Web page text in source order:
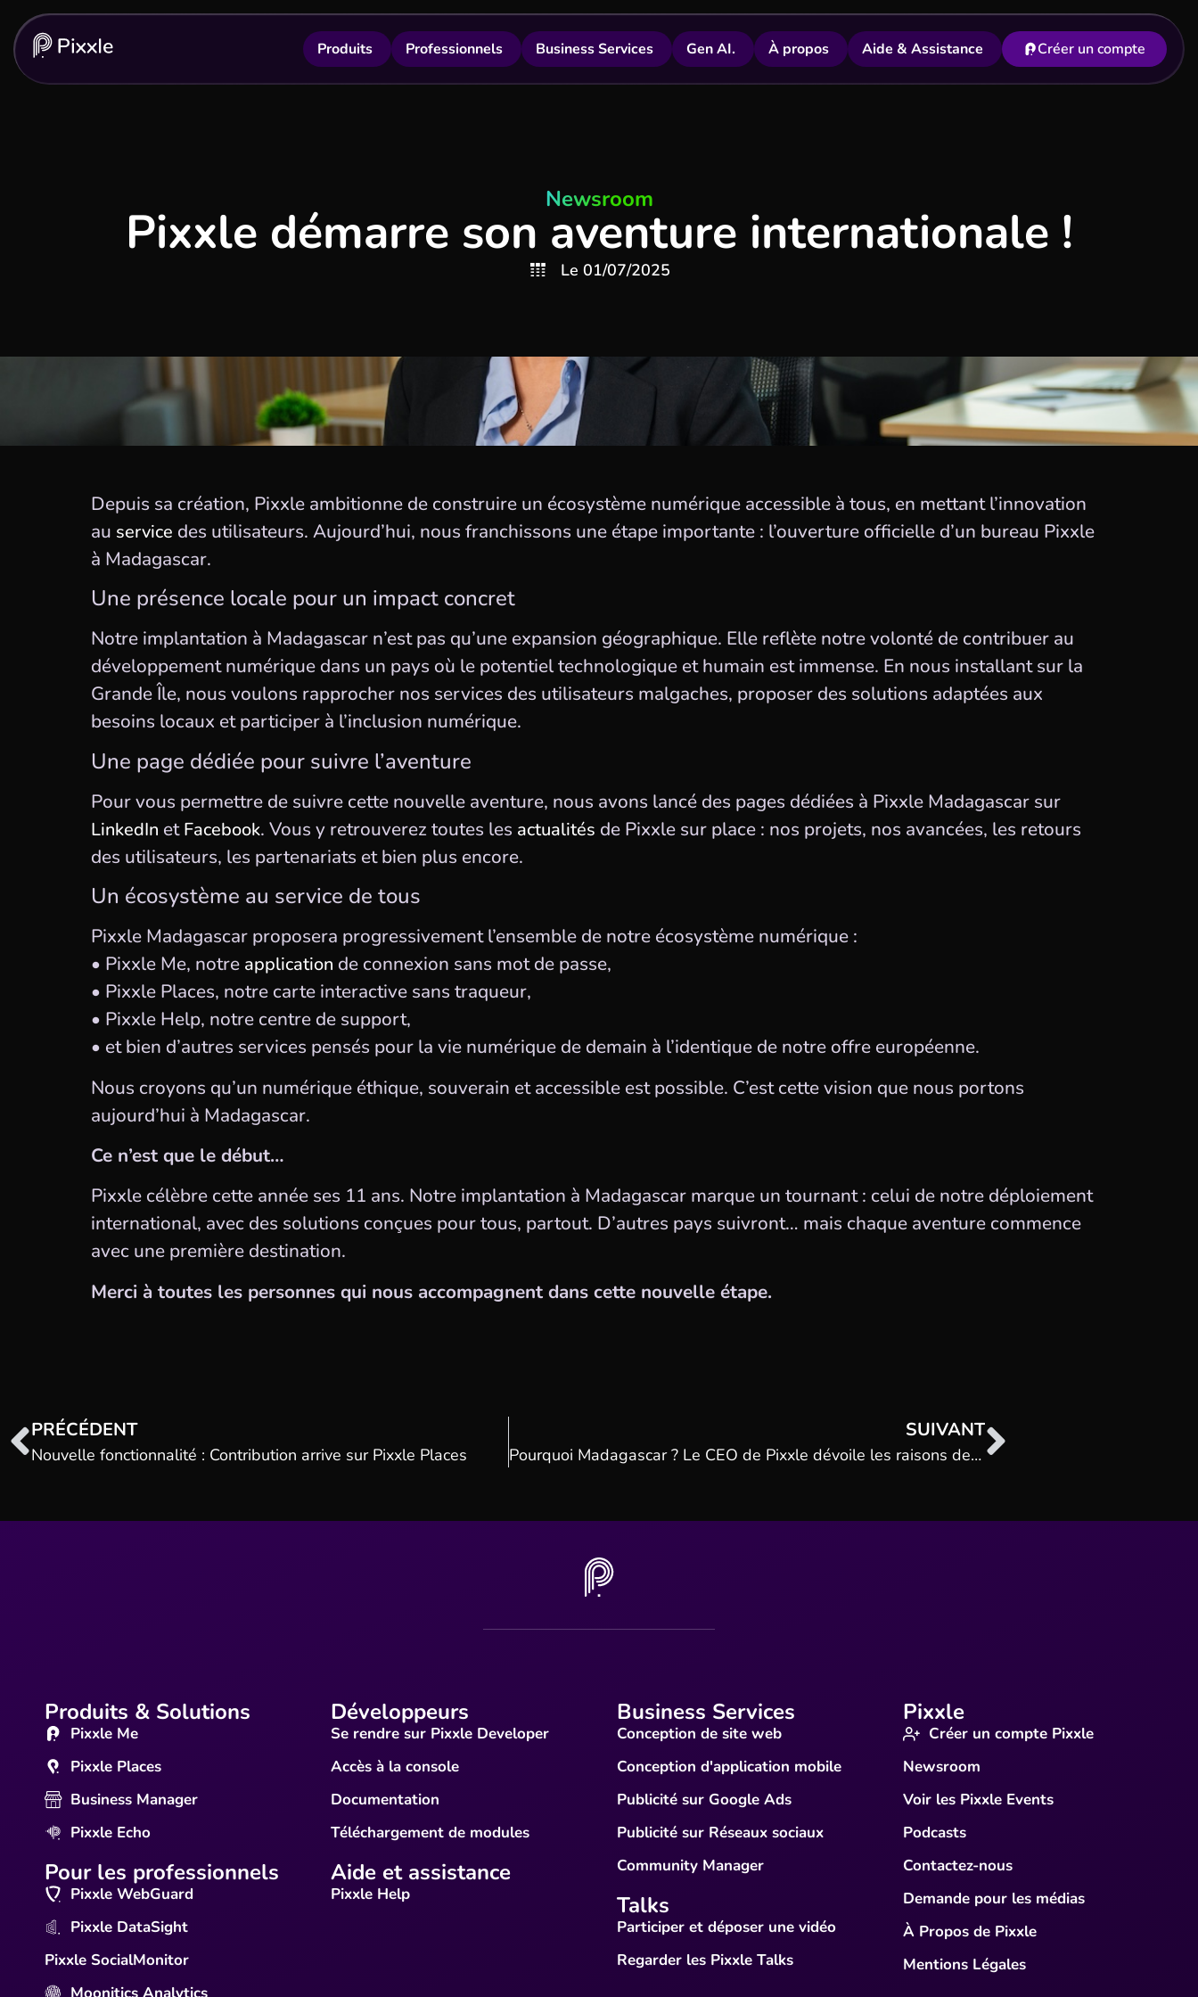
Produits Professionnels Business Services Gen AI. À propos Aide & Assistance Créer un compte
Newsroom
Pixxle démarre son aventure internationale !
Le 01/07/2025
Depuis sa création, Pixxle ambitionne de construire un écosystème numérique accessible à tous, en mettant l’innovation
au service des utilisateurs. Aujourd’hui, nous franchissons une étape importante : l’ouverture officielle d’un bureau Pixxle
à Madagascar.
Une présence locale pour un impact concret
Notre implantation à Madagascar n’est pas qu’une expansion géographique. Elle reflète notre volonté de contribuer au
développement numérique dans un pays où le potentiel technologique et humain est immense. En nous installant sur la
Grande Île, nous voulons rapprocher nos services des utilisateurs malgaches, proposer des solutions adaptées aux
besoins locaux et participer à l’inclusion numérique.
Une page dédiée pour suivre l’aventure
Pour vous permettre de suivre cette nouvelle aventure, nous avons lancé des pages dédiées à Pixxle Madagascar sur
LinkedIn etFacebook. Vous y retrouverez toutes les actualités de Pixxle sur place : nos projets, nos avancées, les retours
des utilisateurs, les partenariats et bien plus encore.
Un écosystème au service de tous
Pixxle Madagascar proposera progressivement l’ensemble de notre écosystème numérique :
• Pixxle Me, notre application de connexion sans mot de passe,
• Pixxle Places, notre carte interactive sans traqueur,
• Pixxle Help, notre centre de support,
• et bien d’autres services pensés pour la vie numérique de demain à l’identique de notre offre européenne.
Nous croyons qu’un numérique éthique, souverain et accessible est possible. C’est cette vision que nous portons
aujourd’hui à Madagascar.
Ce n’est que le début…
Pixxle célèbre cette année ses 11 ans. Notre implantation à Madagascar marque un tournant : celui de notre déploiement
international, avec des solutions conçues pour tous, partout. D’autres pays suivront… mais chaque aventure commence
avec une première destination.
Merci à toutes les personnes qui nous accompagnent dans cette nouvelle étape.
PRÉCÉDENT
Nouvelle fonctionnalité : Contribution arrive sur Pixxle Places
SUIVANT
Pourquoi Madagascar ? Le CEO de Pixxle dévoile les raisons de notre premier pas à l’international
Produits & Solutions
Pixxle Me
Pixxle Places
Business Manager
Pixxle Echo
Pour les professionnels
Pixxle WebGuard
Pixxle DataSight
Pixxle SocialMonitor
Développeurs
Se rendre sur Pixxle Developer
Accès à la console
Documentation
Téléchargement de modules
Aide et assistance
Pixxle Help
Business Services
Conception de site web
Conception d'application mobile
Publicité sur Google Ads
Publicité sur Réseaux sociaux
Community Manager
Talks
Participer et déposer une vidéo
Regarder les Pixxle Talks
Pixxle
Créer un compte Pixxle
Newsroom
Voir les Pixxle Events
Podcasts
Contactez-nous
Demande pour les médias
À Propos de Pixxle
Mentions Légales